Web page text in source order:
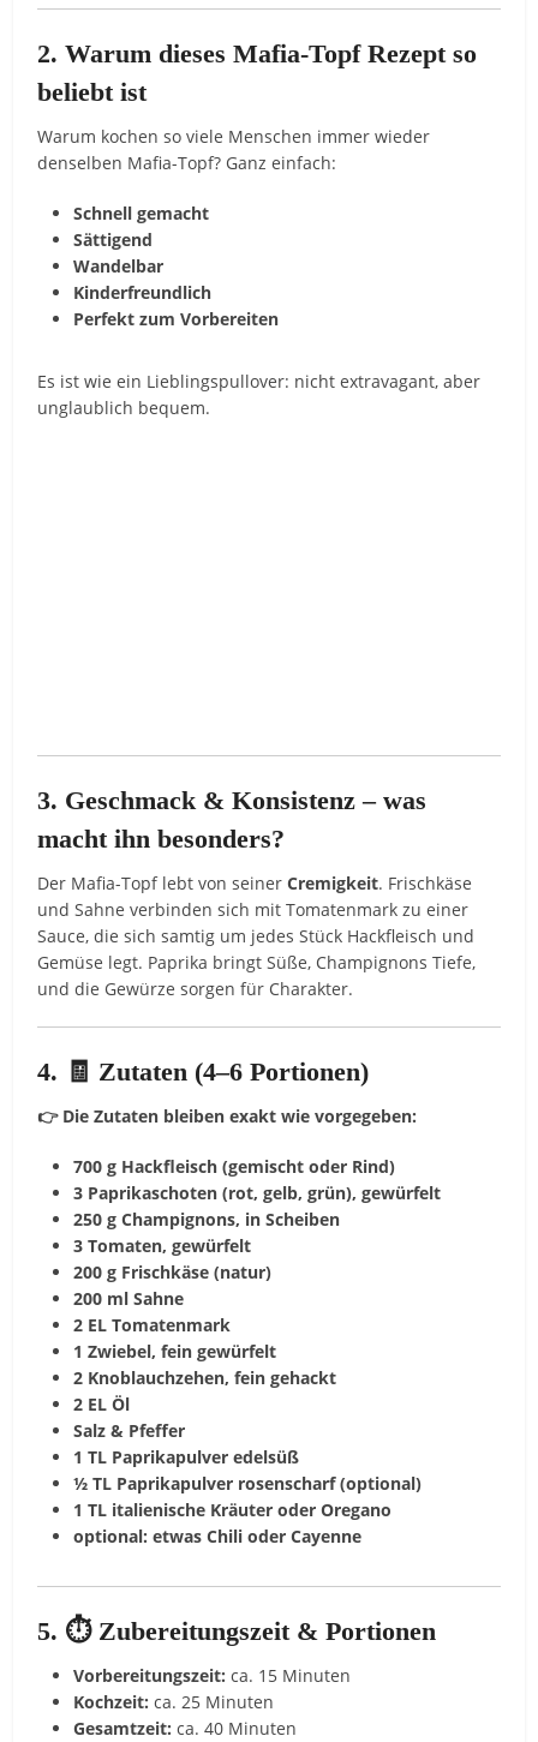
2. Warum dieses Mafia-Topf Rezept so
beliebt ist
Warum kochen so viele Menschen immer wieder
denselben Mafia-Topf? Ganz einfach:
Schnell gemacht
Sättigend
Wandelbar
Kinderfreundlich
Perfekt zum Vorbereiten
Es ist wie ein Lieblingspullover: nicht extravagant, aber
unglaublich bequem.
3. Geschmack & Konsistenz – was
macht ihn besonders?
Der Mafia-Topf lebt von seinerCremigkeit. Frischkäse
und Sahne verbinden sich mit Tomatenmark zu einer
Sauce, die sich samtig um jedes Stück Hackfleisch und
Gemüse legt. Paprika bringt Süße, Champignons Tiefe,
und die Gewürze sorgen für Charakter.
4. 🧾 Zutaten (4–6 Portionen)
👉 Die Zutaten bleiben exakt wie vorgegeben:
700 g Hackfleisch (gemischt oder Rind)
3 Paprikaschoten (rot, gelb, grün), gewürfelt
250 g Champignons, in Scheiben
3 Tomaten, gewürfelt
200 g Frischkäse (natur)
200 ml Sahne
2 EL Tomatenmark
1 Zwiebel, fein gewürfelt
2 Knoblauchzehen, fein gehackt
2 EL Öl
Salz & Pfeffer
1 TL Paprikapulver edelsüß
½ TL Paprikapulver rosenscharf (optional)
1 TL italienische Kräuter oder Oregano
optional: etwas Chili oder Cayenne
5. ⏱️ Zubereitungszeit & Portionen
Vorbereitungszeit: ca. 15 Minuten
Kochzeit: ca. 25 Minuten
Gesamtzeit: ca. 40 Minuten